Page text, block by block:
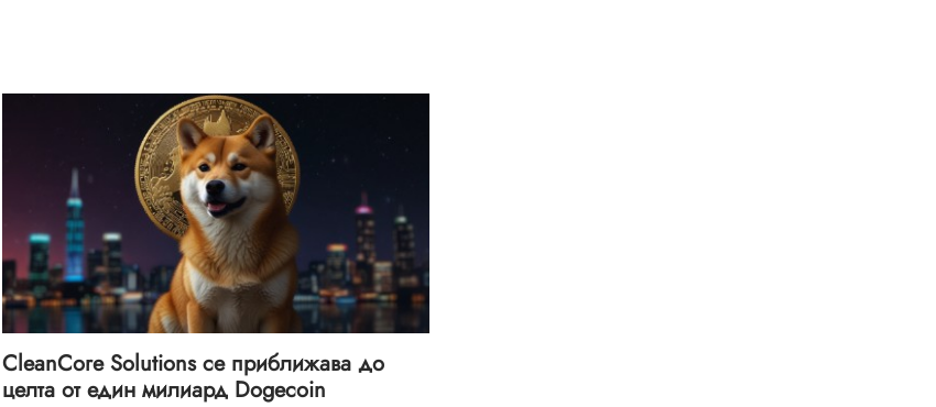
CleanCore Solutions се приближава до
целта от един милиард Dogecoin